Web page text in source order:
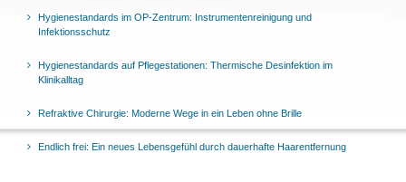
Hygienestandards im OP-Zentrum: Instrumentenreinigung und
Infektionsschutz
Hygienestandards auf Pflegestationen: Thermische Desinfektion im
Klinikalltag
Refraktive Chirurgie: Moderne Wege in ein Leben ohne Brille
Endlich frei: Ein neues Lebensgefühl durch dauerhafte Haarentfernung